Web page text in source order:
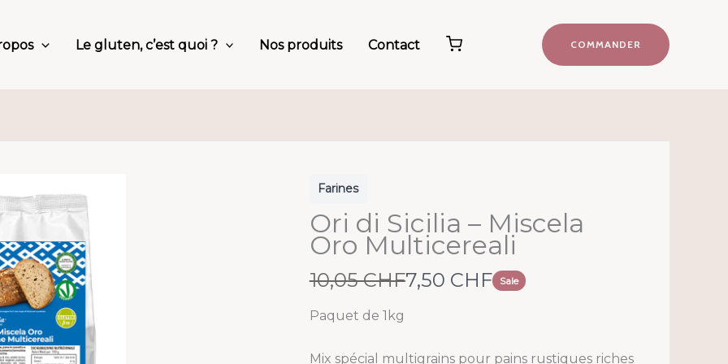
Le gluten, c’est quoi ? Nos produits Contact COMMANDER
Farines
Ori di Sicilia – Miscela
Oro Multicereali
W
a
10,05 CHFN
7,50 CHF Sale
Paquet de 1kg
Mix spécial multigrains pour pains rustiques riches